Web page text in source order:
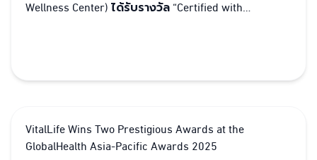
Wellness Center) ได้รับรางวัล “Certified with
VitalLife Wins Two Prestigious Awards at the
GlobalHealth Asia-Pacific Awards 2025